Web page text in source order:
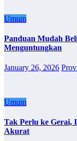
Umum
Panduan Mudah
Menguntungkan
January 26, 2026
Umum
Tak Perlu ke Gerai,
Akurat